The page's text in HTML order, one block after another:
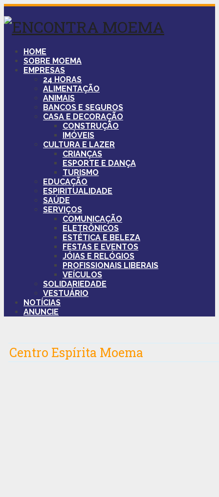
HOME
SOBRE MOEMA
EMPRESAS
24 HORAS
ALIMENTAÇÃO
ANIMAIS
BANCOS E SEGUROS
CASA E DECORAÇÃO
CONSTRUÇÃO
IMÓVEIS
CULTURA E LAZER
CRIANÇAS
ESPORTE E DANÇA
TURISMO
EDUCAÇÃO
ESPIRITUALIDADE
SAÚDE
SERVIÇOS
COMUNICAÇÃO
ELETRÔNICOS
ESTÉTICA E BELEZA
FESTAS E EVENTOS
JÓIAS E RELÓGIOS
PROFISSIONAIS LIBERAIS
VEÍCULOS
SOLIDARIEDADE
VESTUÁRIO
NOTÍCIAS
ANUNCIE
Centro Espírita Moema